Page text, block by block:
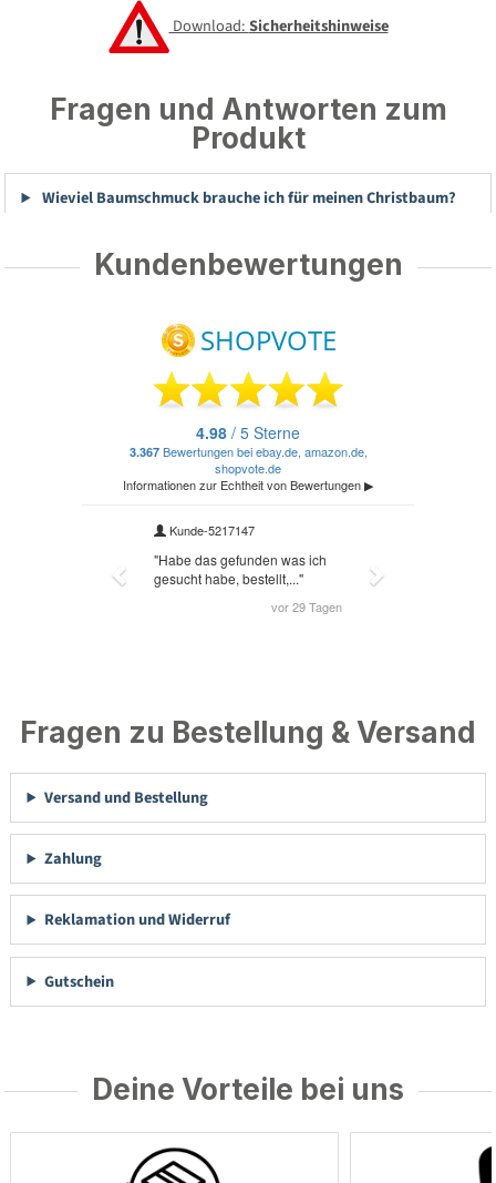
Download:Sicherheitshinweise
Fragen und Antworten zum
Produkt
Wieviel Baumschmuck brauche ich für meinen Christbaum?
Kundenbewertungen
Fragen zu Bestellung & Versand
Versand und Bestellung
Zahlung
Reklamation und Widerruf
Gutschein
Deine Vorteile bei uns